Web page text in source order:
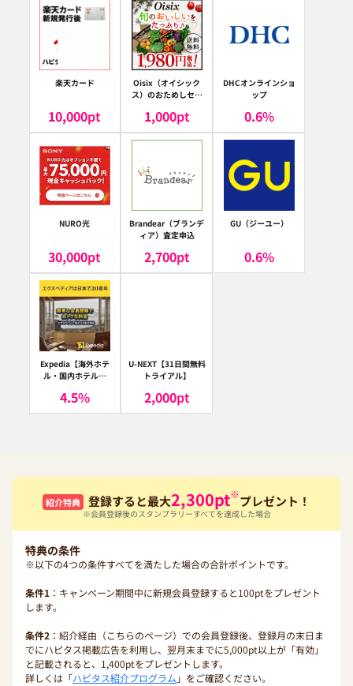
楽天カード
10,000pt
Oisix（オイシック
ス）のおためしセッ
1,000pt
DHCオンラインショ
ップ
0.6%
NURO光
30,000pt
Brandear（ブランデ
ィア）査定申込
2,700pt
GU（ジーユー）
0.6%
Expedia【海外ホテ
ル・国内ホテル予
ア）
4.5%
U-NEXT【31日間無料
トライアル】
2,000pt
紹介特典 登録すると最大2,300pt※プレゼント！
※会員登録後のスタンプラリーすべてを達成した場合
特典の条件
※以下の4つの条件すべてを満たした場合の合計ポイントです。
条件1 ：キャンペーン期間中に新規会員登録すると100ptをプレゼント
します。
条件2 ：紹介経由（こちらのページ）での会員登録後、登録月の末日ま
でにハピタス掲載広告を利用し、翌月末までに5,000pt以上が「有効」
と記載されると、1,400ptをプレゼントします。
詳しくは「ハピタス紹介プログラム 」をご確認ください。